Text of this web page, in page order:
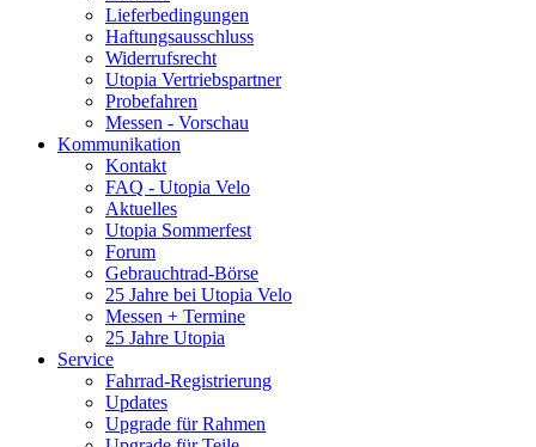
Lieferbedingungen
Haftungsausschluss
Widerrufsrecht
Utopia Vertriebspartner
Probefahren
Messen - Vorschau
Kommunikation
Kontakt
FAQ - Utopia Velo
Aktuelles
Utopia Sommerfest
Forum
Gebrauchtrad-Börse
25 Jahre bei Utopia Velo
Messen + Termine
25 Jahre Utopia
Service
Fahrrad-Registrierung
Updates
Upgrade für Rahmen